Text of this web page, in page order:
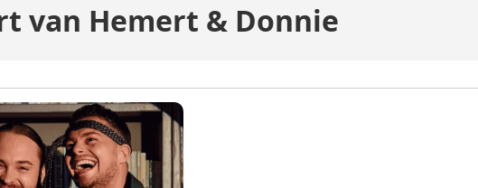
van Hemert & Donnie